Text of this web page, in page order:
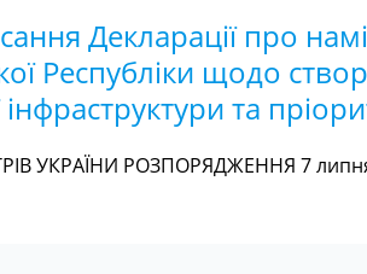
Декларації про
Республіки щодо
та
УКРАЇНИ РОЗПОРЯДЖЕННЯ 7